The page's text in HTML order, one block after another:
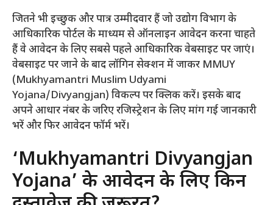
जितने भी इच्छुक और पात्र उम्मीदवार हैं जो उद्योग विभाग के
आधिकारिक पोर्टल के माध्यम से ऑनलाइन आवेदन करना चाहते
हैं वे आवेदन के लिए सबसे पहले आधिकारिक वेबसाइट पर जाएं।
वेबसाइट पर जाने के बाद लॉगिन सेक्शन में जाकर MMUY
(Mukhyamantri Muslim Udyami
Yojana/Divyangjan) विकल्प पर क्लिक करें। इसके बाद
अपने आधार नंबर के जरिए रजिस्ट्रेशन के लिए मांग गई जानकारी
भरें और फिर आवेदन फॉर्म भरें।
‘Mukhyamantri Divyangjan
Yojana’ के आवेदन के लिए किन